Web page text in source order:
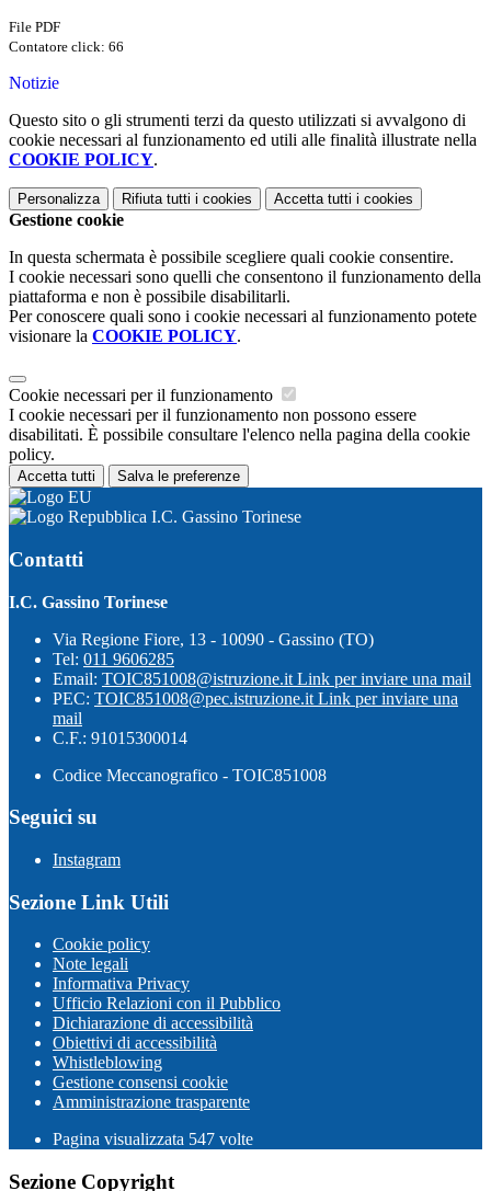
File PDF
Contatore click: 66
Notizie
Questo sito o gli strumenti terzi da questo utilizzati si avvalgono di
cookie necessari al funzionamento ed utili alle finalità illustrate nella
COOKIE POLICY.
Personalizza Rifiuta tutti i cookies Accetta tutti i cookies
Gestione cookie
In questa schermata è possibile scegliere quali cookie consentire.
I cookie necessari sono quelli che consentono il funzionamento della
piattaforma e non è possibile disabilitarli.
Per conoscere quali sono i cookie necessari al funzionamento potete
visionare la COOKIE POLICY.
Cookie necessari per il funzionamento
I cookie necessari per il funzionamento non possono essere
disabilitati. È possibile consultare l'elenco nella pagina della cookie
policy.
Accetta tutti Salva le preferenze
I.C. Gassino Torinese
Contatti
I.C. Gassino Torinese
Via Regione Fiore, 13 - 10090 - Gassino (TO)
Tel: 011 9606285
Email: TOIC851008@istruzione.it Link per inviare una mail
PEC: TOIC851008@pec.istruzione.it Link per inviare una
mail
C.F.: 91015300014
Codice Meccanografico - TOIC851008
Seguici su
Instagram
Sezione Link Utili
Cookie policy
Note legali
Informativa Privacy
Ufficio Relazioni con il Pubblico
Dichiarazione di accessibilità
Obiettivi di accessibilità
Whistleblowing
Gestione consensi cookie
Amministrazione trasparente
Pagina visualizzata 547 volte
Sezione Copyright